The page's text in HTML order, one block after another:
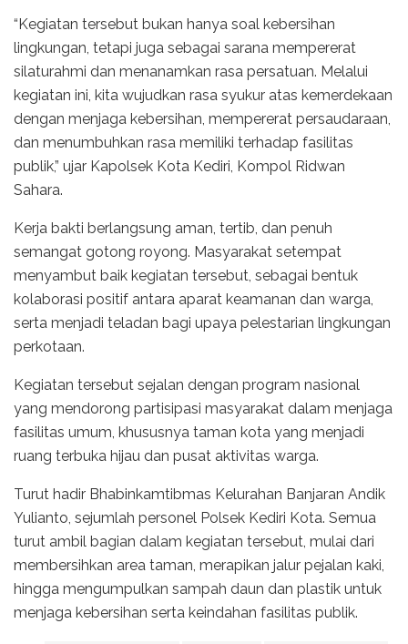
“Kegiatan tersebut bukan hanya soal kebersihan
lingkungan, tetapi juga sebagai sarana mempererat
silaturahmi dan menanamkan rasa persatuan. Melalui
kegiatan ini, kita wujudkan rasa syukur atas kemerdekaan
dengan menjaga kebersihan, mempererat persaudaraan,
dan menumbuhkan rasa memiliki terhadap fasilitas
publik,” ujar Kapolsek Kota Kediri, Kompol Ridwan
Sahara.
Kerja bakti berlangsung aman, tertib, dan penuh
semangat gotong royong. Masyarakat setempat
menyambut baik kegiatan tersebut, sebagai bentuk
kolaborasi positif antara aparat keamanan dan warga,
serta menjadi teladan bagi upaya pelestarian lingkungan
perkotaan.
Kegiatan tersebut sejalan dengan program nasional
yang mendorong partisipasi masyarakat dalam menjaga
fasilitas umum, khususnya taman kota yang menjadi
ruang terbuka hijau dan pusat aktivitas warga.
Turut hadir Bhabinkamtibmas Kelurahan Banjaran Andik
Yulianto, sejumlah personel Polsek Kediri Kota. Semua
turut ambil bagian dalam kegiatan tersebut, mulai dari
membersihkan area taman, merapikan jalur pejalan kaki,
hingga mengumpulkan sampah daun dan plastik untuk
menjaga kebersihan serta keindahan fasilitas publik.